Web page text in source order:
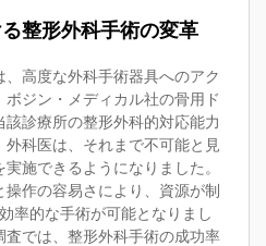
整形外科手術の変革
高度な外科手術器具へのアク
ジン・メディカル社の骨用ド
該診療所の整形外科的対応能力
科医は、それまで不可能と見
施できるようになりました。
操作の容易さにより、資源が制
率的な手術が可能となりまし
査では、整形外科手術の成功率